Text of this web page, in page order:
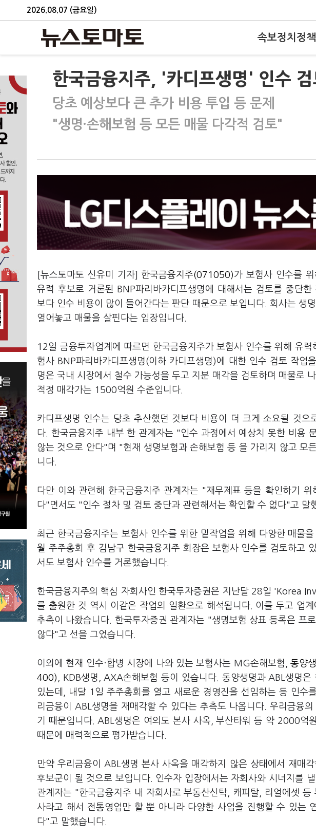
2026.08.07 (금요일)
속보정치 정책
한국금융지주, '카디프생명' 인수
당초 예상보다 큰 추가 비용 투입 등 문제
"생명·손해보험 등 모든 매물 다각적 검토"
[뉴스토마토 신유미 기자]한국금융지주(071050)가 보험사 인수를
유력 후보로 거론된 BNP파리바카디프생명에 대해서는 검토를 중단
보다 인수 비용이 많이 들어간다는 판단 때문으로 보입니다. 회사는 생
열어놓고 매물을 살핀다는 입장입니다.
12일 금융투자업계에 따르면 한국금융지주가 보험사 인수를 위해 유
험사 BNP파리바카디프생명(이하 카디프생명)에 대한 인수 검토 작업
명은 국내 시장에서 철수 가능성을 두고 지분 매각을 검토하며 매물로
적정 매각가는 1500억원 수준입니다.
카디프생명 인수는 당초 추산했던 것보다 비용이 더 크게 소요될 것으
다. 한국금융지주 내부 한 관계자는 "인수 과정에서 예상치 못한 비용
않는 것으로 안다"며 "현재 생명보험과 손해보험 등 을 가리지 않고 모
니다.
다만 이와 관련해 한국금융지주 관계자는 "재무제표 등을 확인하기
다"면서도 "인수 절차 및 검토 중단과 관련해서는 확인할 수 없다"고 말
최근 한국금융지주는 보험사 인수를 위한 밑작업을 위해 다양한 매물
월 주주총회 후 김남구 한국금융지주 회장은 보험사 인수를 검토하고
서도 보험사 인수를 거론했습니다.
한국금융지주의 핵심 자회사인 한국투자증권은 지난달 28일 'Korea
를 출원한 것 역시 이같은 작업의 일환으로 해석됩니다. 이를 두고 업
추측이 나왔습니다. 한국투자증권 관계자는 "생명보험 상표 등록은 프
않다"고 선을 그었습니다.
이외에 현재 인수·합병 시장에 나와 있는 보험사는 MG손해보험,동양
400)
, KDB생명, AXA손해보험 등이 있습니다. 동양생명과 ABL생명
있는데, 내달 1일 주주총회를 열고 새로운 경영진을 선임하는 등 인수
리금융이 ABL생명을 재매각할 수 있다는 추측도 나옵니다. 우리금융
기 때문입니다. ABL생명은 여의도 본사 사옥, 부산타워 등 약 2000억
때문에 매력적으로 평가받습니다.
만약 우리금융이 ABL생명 본사 사옥을 매각하지 않은 상태에서 재매
후보군이 될 것으로 보입니다. 인수자 입장에서는 자회사와 시너지를
관계자는 "한국금융지주 내 자회사로 부동산신탁, 캐피탈, 리얼에셋
사라고 해서 전통영업만 할 뿐 아니라 다양한 사업을 진행할 수 있는
다"고 말했습니다.